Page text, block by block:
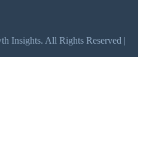
Insights. All Rights Reserved |